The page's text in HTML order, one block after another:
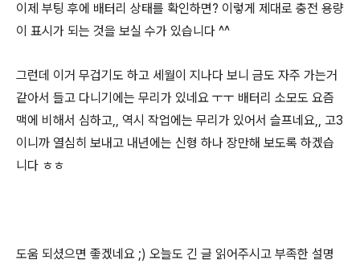
이제 부팅 후에 배터리 상태를 확인하면? 이렇게 제대로 충전 용량
이 표시가 되는 것을 보실 수가 있습니다 ^^
그런데 이거 무겁기도 하고 세월이 지나다 보니 금도 자주 가는거
같아서 들고 다니기에는 무리가 있네요 ㅜㅜ 배터리 소모도 요즘
맥에 비해서 심하고,, 역시 작업에는 무리가 있어서 슬프네요,, 고3
이니까 열심히 보내고 내년에는 신형 하나 장만해 보도록 하겠습
니다 ㅎㅎ
도움 되셨으면 좋겠네요 ;) 오늘도 긴 글 읽어주시고 부족한 설명